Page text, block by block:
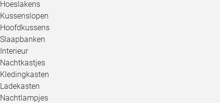
Hoeslakens
Kussenslopen
Hoofdkussens
Slaapbanken
Interieur
Nachtkastjes
Kledingkasten
Ladekasten
Nachtlampjes